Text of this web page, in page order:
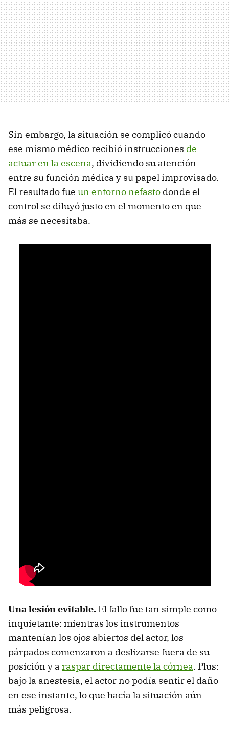
Sin embargo, la situación se complicó cuando
ese mismo médico recibió instrucciones de
actuar en la escena, dividiendo su atención
entre su función médica y su papel improvisado.
El resultado fue un entorno nefasto donde el
control se diluyó justo en el momento en que
más se necesitaba.
Una lesión evitable. El fallo fue tan simple como
inquietante: mientras los instrumentos
mantenían los ojos abiertos del actor, los
párpados comenzaron a deslizarse fuera de su
posición y a raspar directamente la córnea. Plus:
bajo la anestesia, el actor no podía sentir el daño
en ese instante, lo que hacía la situación aún
más peligrosa.